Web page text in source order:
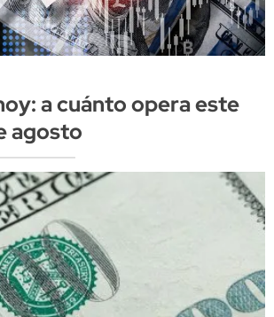
a cuánto opera este
agosto